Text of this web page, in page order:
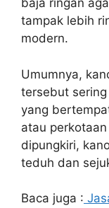
baja ringan
tampak lebih
modern.
Umumnya,
tersebut
yang
atau
dipungkiri,
teduh dan
Baca juga :